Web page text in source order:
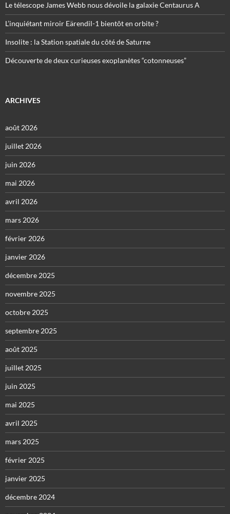
Le télescope James Webb nous dévoile la galaxie Centaurus A
L’inquiétant miroir Eärendil-1 bientôt en orbite ?
Insolite : la Station spatiale du côté de Saturne
Découverte de deux curieuses exoplanètes “cotonneuses”
ARCHIVES
août 2026
juillet 2026
juin 2026
mai 2026
avril 2026
mars 2026
février 2026
janvier 2026
décembre 2025
novembre 2025
octobre 2025
septembre 2025
août 2025
juillet 2025
juin 2025
mai 2025
avril 2025
mars 2025
février 2025
janvier 2025
décembre 2024